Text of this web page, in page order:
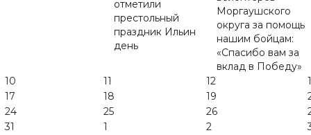
отметили
престольный
праздник Ильин
день
Моргаушского
округа за помощь
нашим бойцам:
«Спасибо вам за
вклад в Победу»
10 11 12
17
18 19
24
25 26
31
1 2